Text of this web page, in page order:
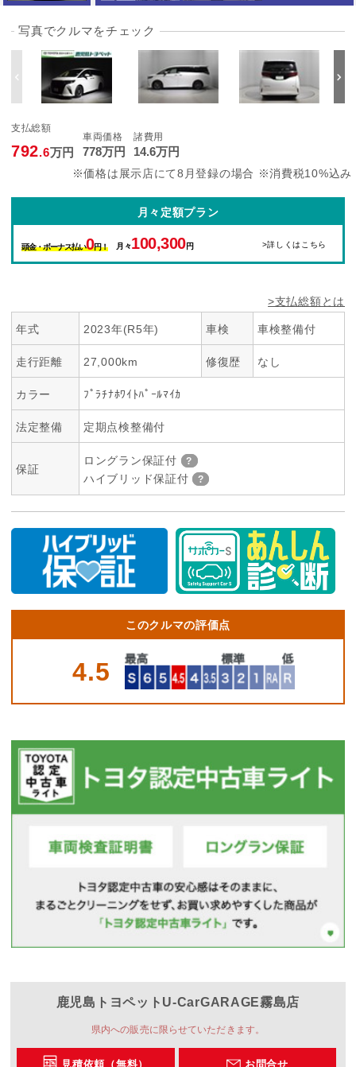
写真でクルマをチェック
支払総額
792.6万円
車両価格
778万円
諸費用
14.6万円
※価格は展示店にて8月登録の場合 ※消費税10%込み
月々定額プラン
頭金・ボーナス払い0円！ 月々100,300円 >詳しくはこちら
>支払総額とは
年式 2023年(R5年) 車検 車検整備付
走行距離 27,000km 修復歴 なし
カラー ﾌﾟﾗﾁﾅﾎﾜｲﾄﾊﾟｰﾙﾏｲｶ
法定整備 定期点検整備付
保証
ロングラン保証付
ハイブリッド保証付
このクルマの評価点
4.5
鹿児島トヨペット U-CarGARAGE霧島店
県内への販売に限らせていただきます。
見積依頼（無料） お問合せ